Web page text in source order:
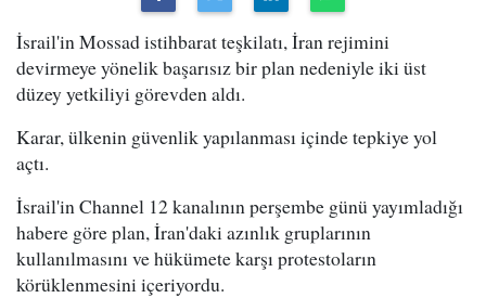
İsrail'in Mossad istihbarat teşkilatı, İran rejimini
devirmeye yönelik başarısız bir plan nedeniyle iki üst
düzey yetkiliyi görevden aldı.
Karar, ülkenin güvenlik yapılanması içinde tepkiye yol
açtı.
İsrail'in Channel 12 kanalının perşembe günü yayımladığı
habere göre plan, İran'daki azınlık gruplarının
kullanılmasını ve hükümete karşı protestoların
körüklenmesini içeriyordu.